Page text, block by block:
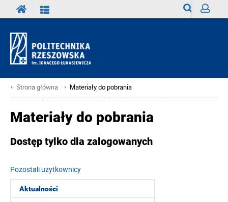
Strona główna Materiały do pobrania
Aktualności
Materiały do pobrania
Dostęp tylko dla zalogowanych
Pozostali użytkownicy